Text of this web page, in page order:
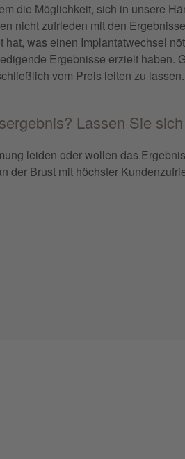
die Möglichkeit, sich in unsere
nicht zufrieden mit den
was einen Implantatwechsel
Ergebnisse erzielt
vom Preis leiten zu lassen.
Lassen Sie
leiden oder wollen das
der Brust mit höchster